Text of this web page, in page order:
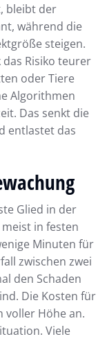
bleibt der
während die
steigen.
Risiko teurer
oder Tiere
Algorithmen
Das senkt die
entlastet das
Glied in der
in festen
Minuten für
zwischen zwei
den Schaden
Die Kosten für
voller Höhe an.
Viele